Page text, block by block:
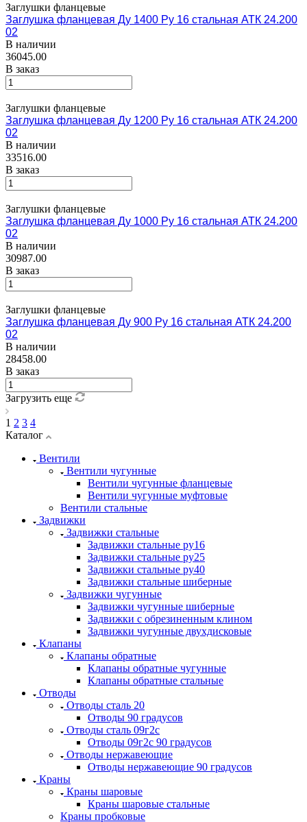
Заглушки фланцевые
Заглушка фланцевая Ду 1400 Ру 16 стальная АТК 24.200
02
В наличии
36045.00
В заказ
Заглушки фланцевые
Заглушка фланцевая Ду 1200 Ру 16 стальная АТК 24.200
02
В наличии
33516.00
В заказ
Заглушки фланцевые
Заглушка фланцевая Ду 1000 Ру 16 стальная АТК 24.200
02
В наличии
30987.00
В заказ
Заглушки фланцевые
Заглушка фланцевая Ду 900 Ру 16 стальная АТК 24.200
02
В наличии
28458.00
В заказ
Загрузить еще
1 2 3 4
Каталог
Вентили
Вентили чугунные
Вентили чугунные фланцевые
Вентили чугунные муфтовые
Вентили стальные
Задвижки
Задвижки стальные
Задвижки стальные ру16
Задвижки стальные ру25
Задвижки стальные ру40
Задвижки стальные шиберные
Задвижки чугунные
Задвижки чугунные шиберные
Задвижки с обрезиненным клином
Задвижки чугунные двухдисковые
Клапаны
Клапаны обратные
Клапаны обратные чугунные
Клапаны обратные стальные
Отводы
Отводы сталь 20
Отводы 90 градусов
Отводы сталь 09г2с
Отводы 09г2с 90 градусов
Отводы нержавеющие
Отводы нержавеющие 90 градусов
Краны
Краны шаровые
Краны шаровые стальные
Краны пробковые